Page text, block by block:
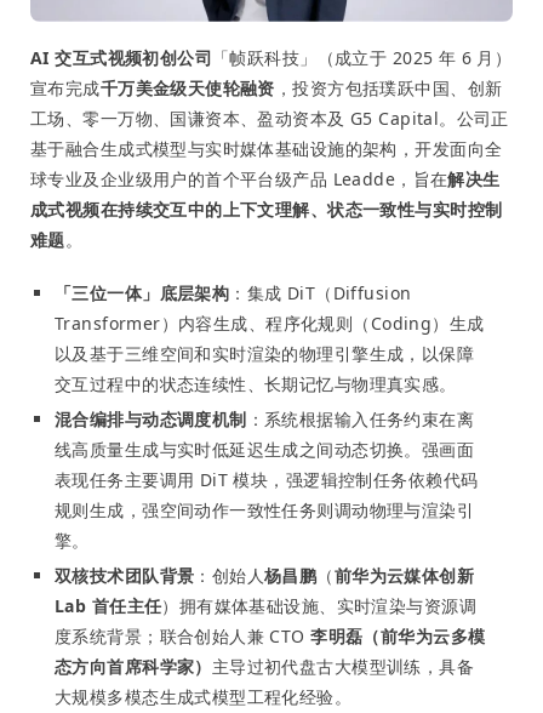
AI 交互式视频初创公司 「帧跃科技」（成立于 2025 年 6 月）
宣布完成千万美金级天使轮融资 ，投资方包括璞跃中国、创新
工场、零一万物、国谦资本、盈动资本及 G5 Capital。公司正
基于融合生成式模型与实时媒体基础设施的架构，开发面向全
球专业及企业级用户的首个平台级产品 Leadde，旨在解决生
成式视频在持续交互中的上下文理解、状态一致性与实时控制
难题。
「三位一体」底层架构 ：集成 DiT（Diffusion
Transformer）内容生成、程序化规则（Coding）生成
以及基于三维空间和实时渲染的物理引擎生成，以保障
交互过程中的状态连续性、长期记忆与物理真实感。
混合编排与动态调度机制 ：系统根据输入任务约束在离
线高质量生成与实时低延迟生成之间动态切换。强画面
表现任务主要调用 DiT 模块，强逻辑控制任务依赖代码
规则生成，强空间动作一致性任务则调动物理与渲染引
擎。
双核技术团队背景 ：创始人杨昌鹏 （前华为云媒体创新
Lab 首任主任）拥有媒体基础设施、实时渲染与资源调
度系统背景；联合创始人兼 CTO李明磊（前华为云多模
态方向首席科学家） 主导过初代盘古大模型训练，具备
大规模多模态生成式模型工程化经验。